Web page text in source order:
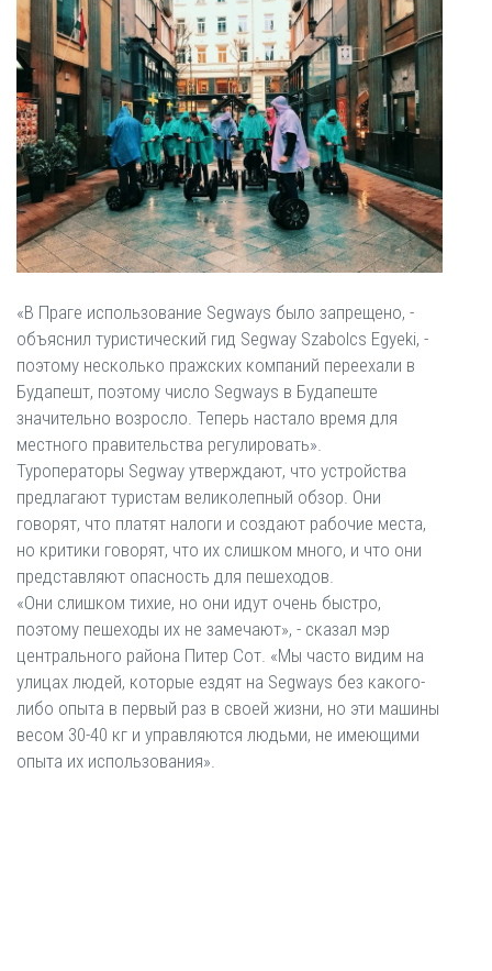
«В Праге использование Segways было запрещено, -
объяснил туристический гид Segway Szabolcs Egyeki, -
поэтому несколько пражских компаний переехали в
Будапешт, поэтому число Segways в Будапеште
значительно возросло. Теперь настало время для
местного правительства регулировать».
Туроператоры Segway утверждают, что устройства
предлагают туристам великолепный обзор. Они
говорят, что платят налоги и создают рабочие места,
но критики говорят, что их слишком много, и что они
представляют опасность для пешеходов.
«Они слишком тихие, но они идут очень быстро,
поэтому пешеходы их не замечают», - сказал мэр
центрального района Питер Сот. «Мы часто видим на
улицах людей, которые ездят на Segways без какого-
либо опыта в первый раз в своей жизни, но эти машины
весом 30-40 кг и управляются людьми, не имеющими
опыта их использования».